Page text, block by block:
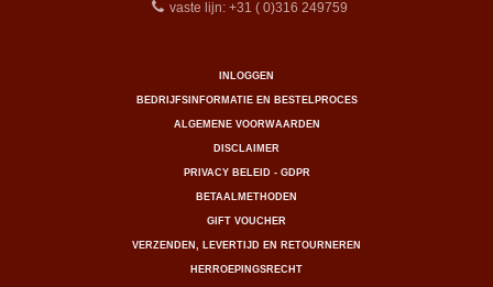
vaste lijn: +31 ( 0)316 249759
INLOGGEN
BEDRIJFSINFORMATIE EN BESTELPROCES
ALGEMENE VOORWAARDEN
DISCLAIMER
PRIVACY BELEID - GDPR
BETAALMETHODEN
GIFT VOUCHER
VERZENDEN, LEVERTIJD EN RETOURNEREN
HERROEPINGSRECHT